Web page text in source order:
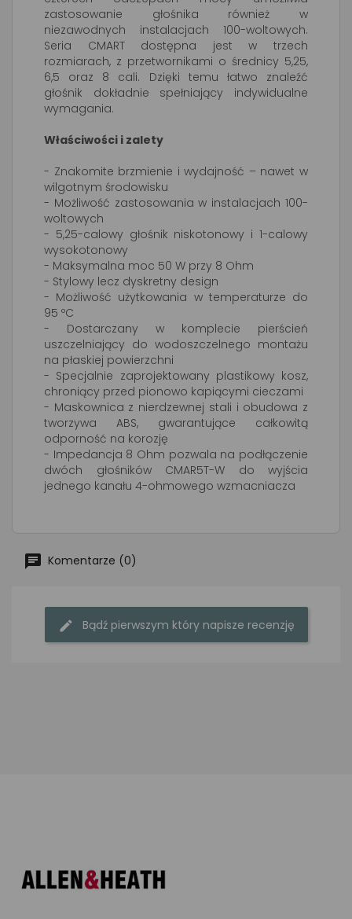
zastosowanie głośnika również w
niezawodnych instalacjach 100-woltowych.
Seria CMART dostępna jest w trzech
rozmiarach, z przetwornikami o średnicy 5,25,
6,5 oraz 8 cali. Dzięki temu łatwo znaleźć
głośnik dokładnie spełniający indywidualne
wymagania.
Właściwości i zalety
- Znakomite brzmienie i wydajność – nawet w
wilgotnym środowisku
- Możliwość zastosowania w instalacjach 100-
woltowych
- 5,25-calowy głośnik niskotonowy i 1-calowy
wysokotonowy
- Maksymalna moc 50 W przy 8 Ohm
- Stylowy lecz dyskretny design
- Możliwość użytkowania w temperaturze do
95 ºC
- Dostarczany w komplecie pierścień
uszczelniający do wodoszczelnego montażu
na płaskiej powierzchni
- Specjalnie zaprojektowany plastikowy kosz,
chroniący przed pionowo kapiącymi cieczami
- Maskownica z nierdzewnej stali i obudowa z
tworzywa ABS, gwarantujące całkowitą
odporność na korozję
- Impedancja 8 Ohm pozwala na podłączenie
dwóch głośników CMAR5T-W do wyjścia
jednego kanału 4-ohmowego wzmacniacza
Komentarze (0)
Bądź pierwszym który napisze recenzję